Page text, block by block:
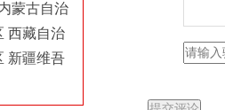
蒙古自治
西藏自治
新疆维吾